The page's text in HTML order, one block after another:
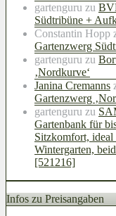
gartenguru zu
Südtribüne +
Constantin Hopp
Gartenzwerg
gartenguru zu
‚Nordkurve‘
Janina Cremanns
Gartenzwerg
gartenguru zu
Gartenbank für
Sitzkomfort, ideal
Wintergarten,
[521216]
Infos zu Preisangaben